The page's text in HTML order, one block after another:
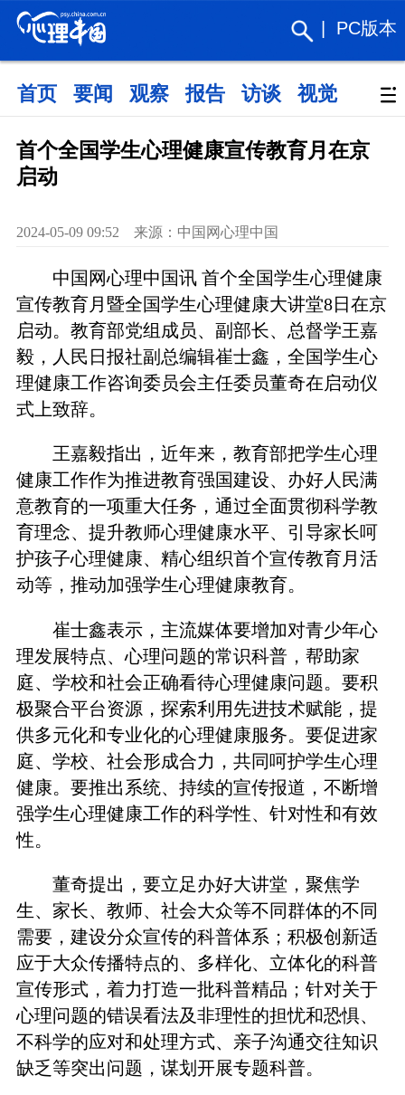
PC版本
首页 要闻 观察 报告 访谈 视觉 政策
首个全国学生心理健康宣传教育月在京
启动
2024-05-09 09:52 来源：中国网心理中国
中国网心理中国讯 首个全国学生心理健康
宣传教育月暨全国学生心理健康大讲堂8日在京
启动。教育部党组成员、副部长、总督学王嘉
毅，人民日报社副总编辑崔士鑫，全国学生心
理健康工作咨询委员会主任委员董奇在启动仪
式上致辞。
王嘉毅指出，近年来，教育部把学生心理
健康工作作为推进教育强国建设、办好人民满
意教育的一项重大任务，通过全面贯彻科学教
育理念、提升教师心理健康水平、引导家长呵
护孩子心理健康、精心组织首个宣传教育月活
动等，推动加强学生心理健康教育。
崔士鑫表示，主流媒体要增加对青少年心
理发展特点、心理问题的常识科普，帮助家
庭、学校和社会正确看待心理健康问题。要积
极聚合平台资源，探索利用先进技术赋能，提
供多元化和专业化的心理健康服务。要促进家
庭、学校、社会形成合力，共同呵护学生心理
健康。要推出系统、持续的宣传报道，不断增
强学生心理健康工作的科学性、针对性和有效
性。
董奇提出，要立足办好大讲堂，聚焦学
生、家长、教师、社会大众等不同群体的不同
需要，建设分众宣传的科普体系；积极创新适
应于大众传播特点的、多样化、立体化的科普
宣传形式，着力打造一批科普精品；针对关于
心理问题的错误看法及非理性的担忧和恐惧、
不科学的应对和处理方式、亲子沟通交往知识
缺乏等突出问题，谋划开展专题科普。